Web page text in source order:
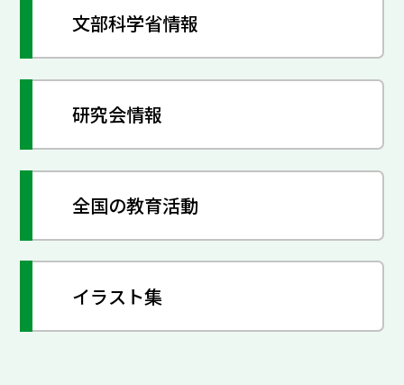
文部科学省情報
研究会情報
全国の教育活動
イラスト集